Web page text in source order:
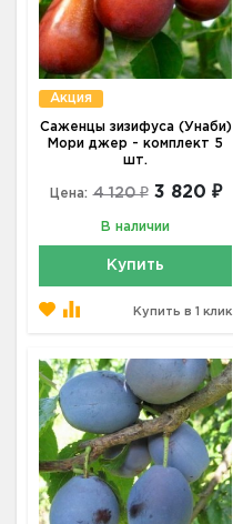
Акция
Саженцы зизифуса (Унаби)
Мори джер - комплект 5
шт.
Цена: 4 120 ₽ 3 820 ₽
В наличии
Купить
Купить в 1 клик